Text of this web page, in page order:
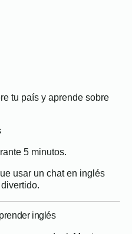
tu país y aprende sobre
5 minutos.
usar un chat en inglés
inglés